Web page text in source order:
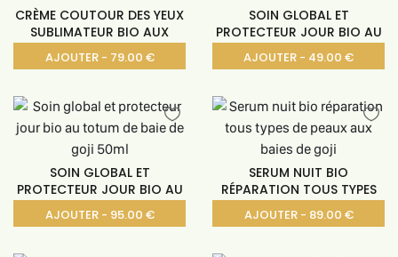
CRÈME COUTOUR DES YEUX
SUBLIMATEUR BIO AUX
AJOUTER - 79.00 €
SOIN GLOBAL ET
PROTECTEUR JOUR BIO AU
AJOUTER - 49.00 €
SOIN GLOBAL ET
PROTECTEUR JOUR BIO AU
AJOUTER - 95.00 €
SERUM NUIT BIO
RÉPARATION TOUS TYPES
DE
AJOUTER - 89.00 €